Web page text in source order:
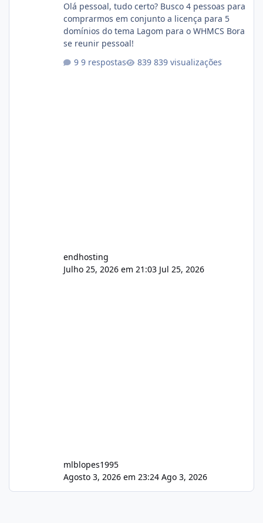
Olá pessoal, tudo certo? Busco 4 pessoas para
comprarmos em conjunto a licença para 5
domínios do tema Lagom para o WHMCS Bora
se reunir pessoal!
9 respostas
839 visualizações
endhosting
Julho 25, 2026 em 21:03 Jul 25, 2026
mlblopes1995
Agosto 3, 2026 em 23:24 Ago 3, 2026